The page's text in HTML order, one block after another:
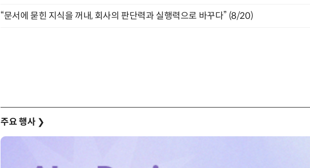
“문서에 묻힌 지식을 꺼내, 회사의 판단력과 실행력으로 바꾸다” (8/20)
주요 행사 ❯